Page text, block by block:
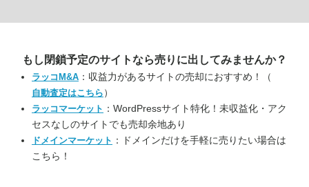
もし閉鎖予定のサイトなら売りに出してみませんか？
ラッコM&A ：収益力があるサイトの売却におすすめ！（
自動査定はこちら ）
ラッコマーケット ：WordPressサイト特化！未収益化・アク
セスなしのサイトでも売却余地あり
ドメインマーケット ：ドメインだけを手軽に売りたい場合は
こちら！